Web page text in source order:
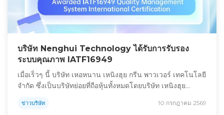
บริษัท Nenghui Technology ได้รับการรับรอง
ระบบคุณภาพ IATF16949
เมื่อเร็วๆ นี้ บริษัท เหอหนาน เหนิงฮุย กรีน พาวเวอร์ เทคโนโลยี
จำกัด ซึ่งเป็นบริษัทย่อยที่ถือหุ้นทั้งหมดโดยบริษัท เหนิงฮุย
การรับรองมาตรฐานสากลด้านระบบการจัดการคุณภาพ
ข่าวบริษัท 10 กรกฎาคม 2569